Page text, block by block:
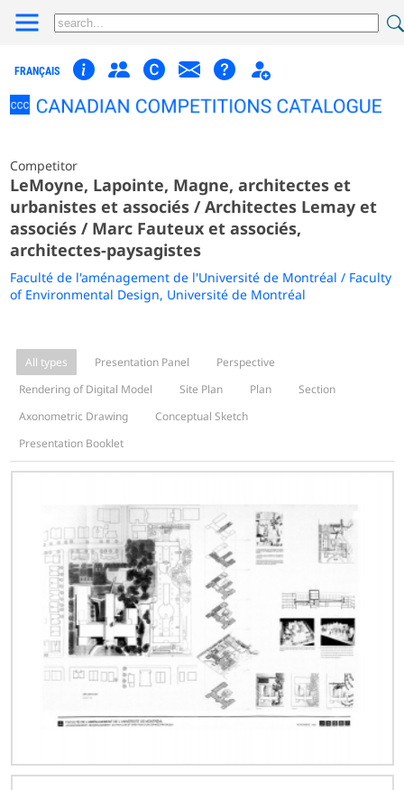
FRANÇAIS
Competitor
LeMoyne, Lapointe, Magne, architectes et
urbanistes et associés / Architectes Lemay et
associés / Marc Fauteux et associés,
architectes-paysagistes
Faculté de l'aménagement de l'Université de Montréal / Faculty
of Environmental Design, Université de Montréal
All types Presentation Panel
Perspective
Rendering of Digital Model
Site Plan Plan
Section
Axonometric Drawing
Conceptual Sketch
Presentation Booklet